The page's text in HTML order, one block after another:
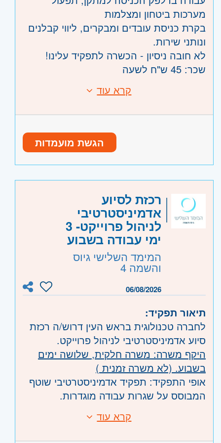
מערכות ביטחון ומצלמות
בקרת כניסת עובדים ומבקרים, ליווי קבלנים
ונותני שירות.
לא חובה ניסיון - הכשרה לתפקיד עלינו!
שכר: 45 ש"ח לשעה
ושבת – חובה
ניסיון בסביבה ממוחשבת ו/או ניסיון צבאי
רלוונטי – יתרון משמעותי
היקף משרה: משמרות
אזור:
- אשדוד, קרית גת, באר שבע,
דימונה, אשקלון, קרית מלאכי, ערד וים
קרא עוד
הגשת מועמדות
רכזת לסיוע
אדמיניסטרטיבי
לניהול פרוייקט- 3
ימי עבודה בשבוע
המימד השלישי גיוס
והשמה 4
06/08/2026
תיאור תפקיד:
לחברה טכנולוגית בראש העין דרוש/ה רכזת
סיוע אדמיניסטרטיבי לניהול פרוייקט.
היקף משרה: משרה חלקית, שלושה ימים
בשבוע. (לא משרה זמנית )
אופי התפקיד: תפקיד אדמיניסטרטיבי שוטף
המבוסס על שגרות עבודה מוגדרות.
קרא עוד